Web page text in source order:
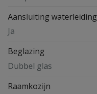
Aansluiting waterleiding
Ja
Beglazing
Dubbel glas
Raamkozijn